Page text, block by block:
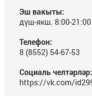
Эш вакыты:
дүш-якш. 8:00-21:00
Телефон:
8 (8552) 54-67-53
Социаль челтәрләр:
https://vk.com/